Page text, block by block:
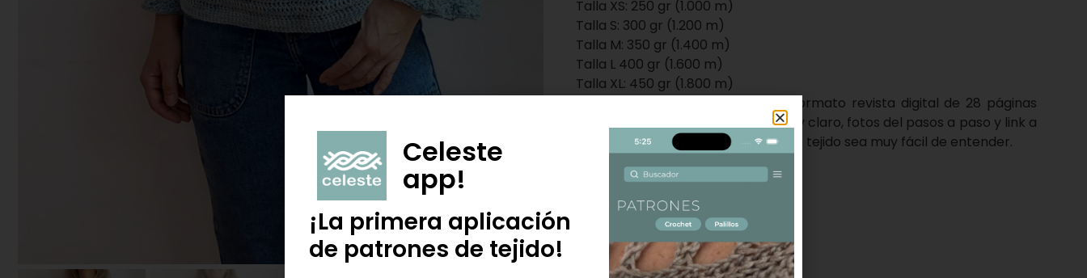
Talla XS: 250 gr (1.000 m)
Talla S: 300 gr (1.200 m)
Talla M: 350 gr (1.400 m)
Talla L 400 gr (1.600 m)
Talla XL: 450 gr (1.800 m)
Patrón: El patrón online está en formato revista digital de 28 páginas
que viene con texto explicativo muy claro, fotos del pasos a paso y link a
videos, para que todo el proceso de tejido sea muy fácil de entender.
Celeste
app!
¡La primera aplicación
de patrones de tejido!